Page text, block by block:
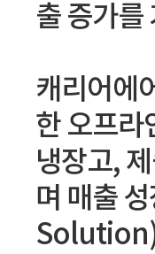
출 증가를
캐리어에
한 오프라
냉장고,
며 매출